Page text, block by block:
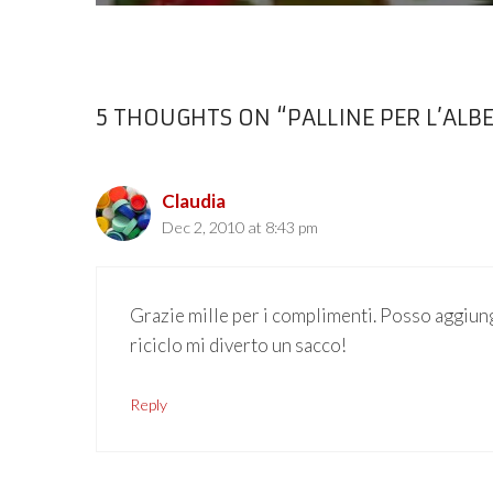
5 THOUGHTS ON “PALLINE PER
Claudia
Dec 2, 2010 at 8:43 pm
Grazie mille per i complimenti. Posso
riciclo mi diverto un sacco!
Reply